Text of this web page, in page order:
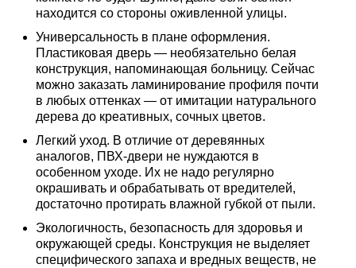
находится со стороны оживленной улицы.
Универсальность в плане оформления.
Пластиковая дверь — необязательно белая
конструкция, напоминающая больницу. Сейчас
можно заказать ламинирование профиля почти
в любых оттенках — от имитации натурального
дерева до креативных, сочных цветов.
Легкий уход. В отличие от деревянных
аналогов, ПВХ-двери не нуждаются в
особенном уходе. Их не надо регулярно
окрашивать и обрабатывать от вредителей,
достаточно протирать влажной губкой от пыли.
Экологичность, безопасность для здоровья и
окружающей среды. Конструкция не выделяет
специфического запаха и вредных веществ, не